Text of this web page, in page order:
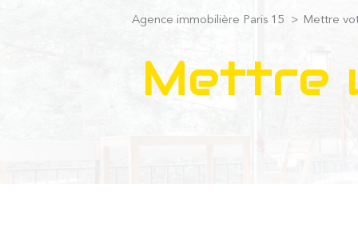
biens
Agence immobilière Paris 15 Mettre